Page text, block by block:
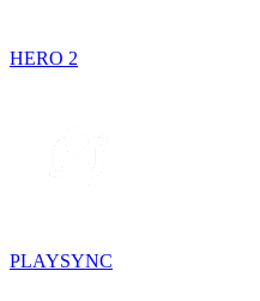
HERO 2
PLAYSYNC